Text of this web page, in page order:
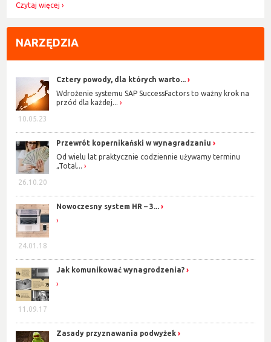
Czytaj więcej
NARZĘDZIA
10.05.23
Cztery powody, dla których warto...
Wdrożenie systemu SAP SuccessFactors to ważny krok na
przód dla każdej...
26.10.20
Przewrót kopernikański w wynagradzaniu
Od wielu lat praktycznie codziennie używamy terminu
„Total...
24.01.18
Nowoczesny system HR – 3...
11.09.17
Jak komunikować wynagrodzenia?
Zasady przyznawania podwyżek